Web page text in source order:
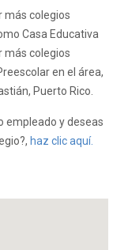
más colegios
Casa Educativa
más colegios
en el área,
Puerto Rico.
empleado y deseas
haz clic aquí.